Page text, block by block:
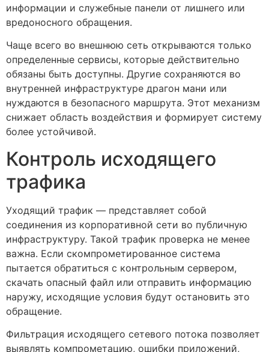
информации и служебные панели от лишнего или
вредоносного обращения.
Чаще всего во внешнюю сеть открываются только
определенные сервисы, которые действительно
обязаны быть доступны. Другие сохраняются во
внутренней инфраструктуре драгон мани или
нуждаются в безопасного маршрута. Этот механизм
снижает область воздействия и формирует систему
более устойчивой.
Контроль исходящего
трафика
Уходящий трафик — представляет собой
соединения из корпоративной сети во публичную
инфраструктуру. Такой трафик проверка не менее
важна. Если скомпрометированное система
пытается обратиться с контрольным сервером,
скачать опасный файл или отправить информацию
наружу, исходящие условия будут остановить это
обращение.
Фильтрация исходящего сетевого потока позволяет
выявлять компрометацию, ошибки приложений,